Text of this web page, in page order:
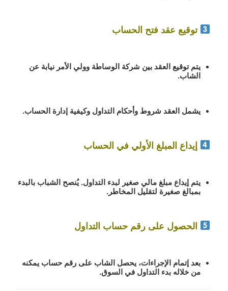
توقيع عقد فتح الحساب
يتم توقيع العقد بين شركة الوساطة وولي الأمر نيابة عن
الشاب.
يشمل العقد شروط وأحكام التداول وكيفية إدارة الحساب.
إيداع المبلغ الأولي في الحساب
يتم إيداع مبلغ مالي صغير لبدء التداول. يُنصح الشباب بالبدء
بمبالغ صغيرة لتقليل المخاطر.
الحصول على رقم حساب التداول
بعد إتمام الإجراءات، يحصل الشاب علىرقم حساب يمكنه
من خلاله بدء التداول في السوق.